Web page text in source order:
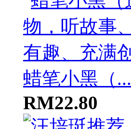
蜡笔小黑（...
RM22.80